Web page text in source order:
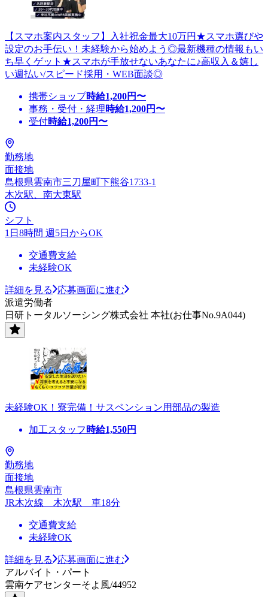
【スマホ案内スタッフ】入社祝金最大10万円★スマホ選びや
設定のお手伝い！未経験から始めよう◎最新機種の情報もい
ち早くゲット★スマホが手放せないあなたに♪高収入＆嬉し
い週払い/スピード採用・WEB面談◎
携帯ショップ時給1,200円〜
事務・受付・経理時給1,200円〜
受付時給1,200円〜
勤務地
面接地
島根県雲南市三刀屋町下熊谷1733-1
木次駅、南大東駅
シフト
1日8時間 週5日からOK
交通費支給
未経験OK
詳細を見る
応募画面に進む
派遣労働者
日研トータルソーシング株式会社 本社(お仕事No.9A044)
未経験OK！寮完備！サスペンション用部品の製造
加工スタッフ 時給1,550円
勤務地
面接地
島根県雲南市
JR木次線 木次駅 車18分
交通費支給
未経験OK
詳細を見る
応募画面に進む
アルバイト・パート
雲南ケアセンターそよ風/44952